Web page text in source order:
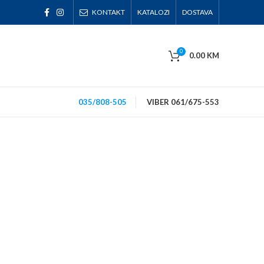
KONTAKT KATALOZI DOSTAVA
0 0.00 KM
035/808-505 VIBER 061/675-553